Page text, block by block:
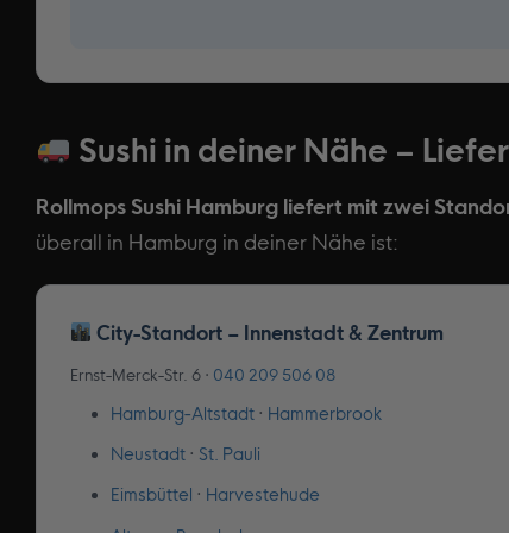
Sushi in deiner Nähe –
Rollmops Sushi Hamburg liefert mit zwei
überall in Hamburg in deiner Nähe ist:
City-Standort – Innenstadt & Zentrum
Ernst-Merck-Str. 6 · 040 209 506 08
Hamburg-Altstadt · Hammerbrook
Neustadt · St. Pauli
Eimsbüttel · Harvestehude